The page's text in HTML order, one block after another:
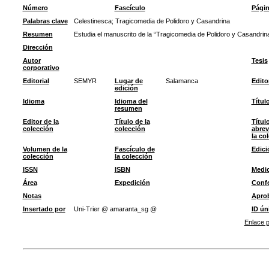
Número Fascículo
Palabras clave
Celestinesca; Tragicomedia de Polidoro y Casandrina
Resumen
Estudia el manuscrito de la “Tragicomedia de Polidoro y
Dirección
Autor
corporativo
Tesis
Editorial SEMYR
Lugar de
edición
Salamanca
Idioma
Idioma del
resumen
Editor de la
colección
Título de la
colección
la
Volumen de la
colección
Fascículo de
la colección
ISSN ISBN
Área
Expedición
Notas
Insertado por
Uni-Trier @ amaranta_sg @
ID
Enlace